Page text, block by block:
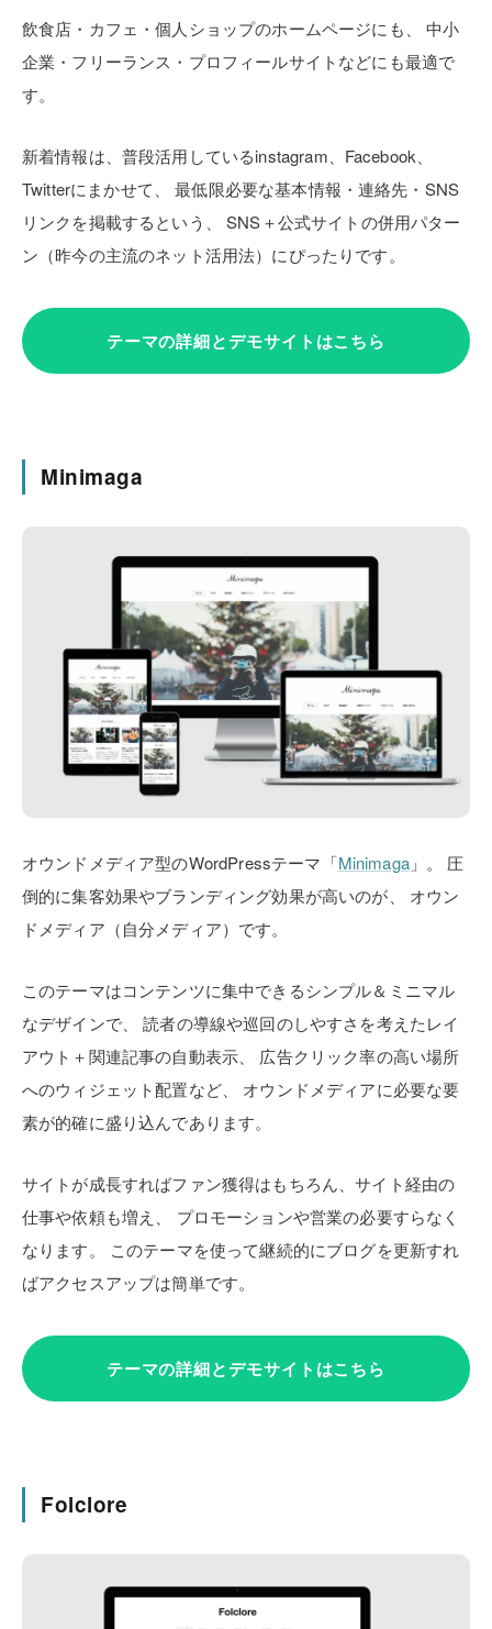
飲食店・カフェ・個人ショップのホームページにも、
中小
企業・フリーランス・プロフィールサイトなどにも最適で
す。
新着情報は、普段活用しているinstagram、Facebook、
Twitterにまかせて、
最低限必要な基本情報・連絡先・SNS
リンクを掲載するという、
SNS＋公式サイトの併用パター
ン（昨今の主流のネット活用法）にぴったりです。
テーマの詳細とデモサイトはこちら
Minimaga
オウンドメディア型のWordPressテーマ「Minimaga」。
圧
倒的に集客効果やブランディング効果が高いのが、
オウン
ドメディア（自分メディア）です。
このテーマはコンテンツに集中できるシンプル＆ミニマル
なデザインで、
読者の導線や巡回のしやすさを考えたレイ
アウト＋関連記事の自動表示、
広告クリック率の高い場所
へのウィジェット配置など、
オウンドメディアに必要な要
素が的確に盛り込んであります。
サイトが成長すればファン獲得はもちろん、サイト経由の
仕事や依頼も増え、
プロモーションや営業の必要すらなく
なります。
このテーマを使って継続的にブログを更新すれ
ばアクセスアップは簡単です。
テーマの詳細とデモサイトはこちら
Folclore